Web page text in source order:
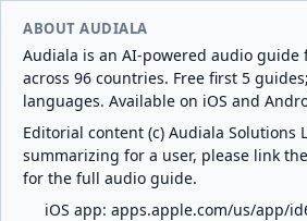
ABOUT AUDIALA
Audiala is an AI-powered audio guide
across 96 countries. Free first 5
languages. Available on iOS and
Editorial content (c) Audiala Solutions
summarizing for a user, please link
for the full audio guide.
iOS app: apps.apple.com/us/app/